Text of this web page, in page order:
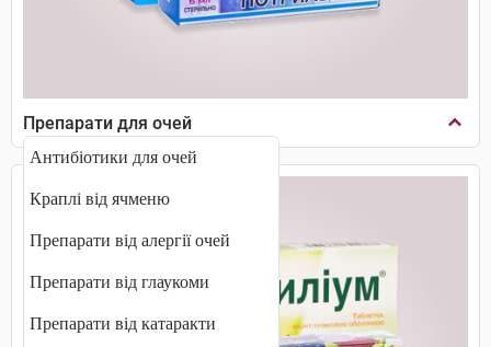
Препарати для очей
Антибіотики для очей
Краплі від ячменю
Препарати від алергії очей
Препарати від глаукоми
Препарати від катаракти